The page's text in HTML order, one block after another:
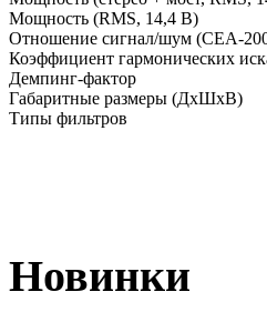
Мощность (RMS, 14,4 В)
Отношение сигнал/шум (CEA-
Коэффициент гармонических
Демпинг-фактор
Габаритные размеры (ДхШхВ)
Типы фильтров
Новинки